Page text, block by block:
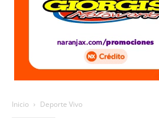
Inicio Deporte Vivo